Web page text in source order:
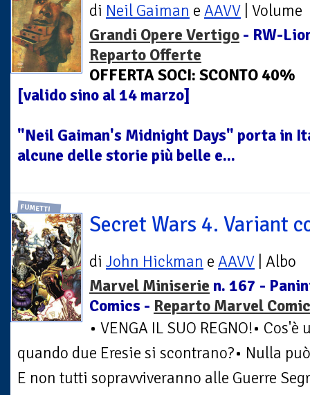
di Neil Gaiman e AAVV | Volume
Grandi Opere Vertigo - RW-
Reparto Offerte
OFFERTA SOCI: SCONTO 40%
[valido sino al 14 marzo]
"Neil Gaiman's Midnight Days" porta in
alcune delle storie più belle e...
FUMETTI
Secret Wars 4. Variant
di John Hickman e AAVV | Albo
Marvel Miniserie n. 167 -
Comics - Reparto Marvel
• VENGA IL SUO REGNO!•
quando due Eresie si scontrano?• Nulla
E non tutti sopravviveranno alle Guerre